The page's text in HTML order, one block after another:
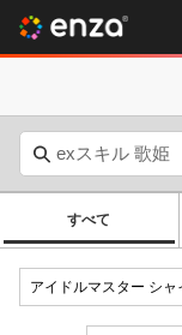
すべて